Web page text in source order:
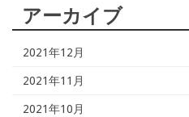
アーカイブ
2021年12月
2021年11月
2021年10月